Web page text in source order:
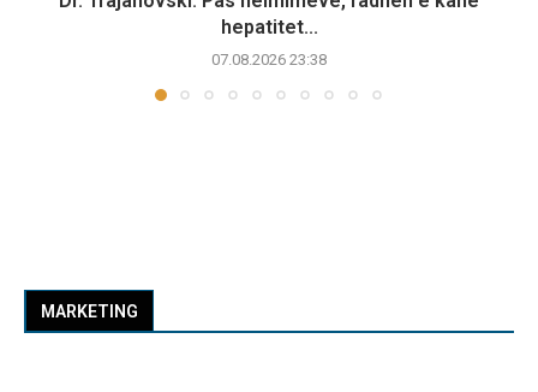
hepatitet...
07.08.2026 23:38
MARKETING